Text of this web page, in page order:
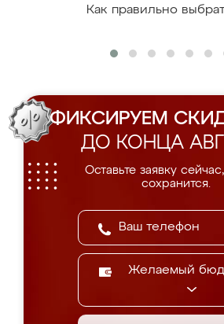
Как правильно
ФИКСИРУЕМ
ДО КОНЦА
Оставьте заявку
сохранится.
Желаемый